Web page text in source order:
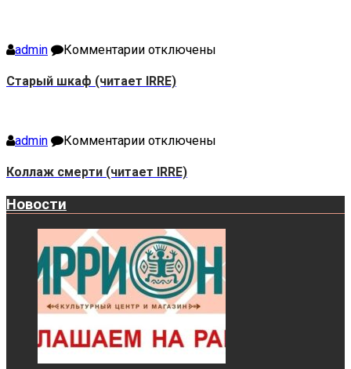
admin Комментариик
Старый
отключены
Старый шкаф (читает IRRE)
admin Комментариик
Коллаж
смерти
(читает
IRRE)
отключены
Коллаж смерти (читает IRRE)
Новости